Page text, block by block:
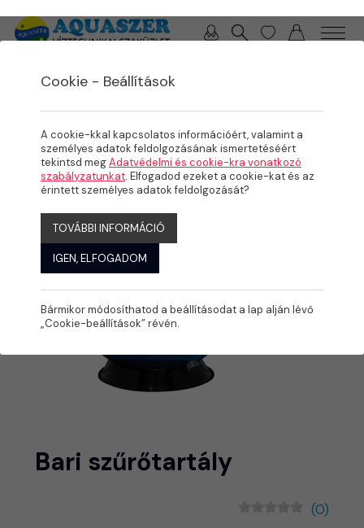
Bari szűrőtartály
(0)
Cookie - Beállítások
A cookie-kkal kapcsolatos információért, valamint a
személyes adatok feldolgozásának ismertetéséért
tekintsd megAdatvédelmi és cookie-kra vonatkozó
szabályzatunkat. Elfogadod ezeket a cookie-kat és az
érintett személyes adatok feldolgozását?
TOVÁBBI INFORMÁCIÓ
IGEN, ELFOGADOM
Bármikor módosíthatod a beállításodat a lap alján lévő
„Cookie-beállítások” révén.